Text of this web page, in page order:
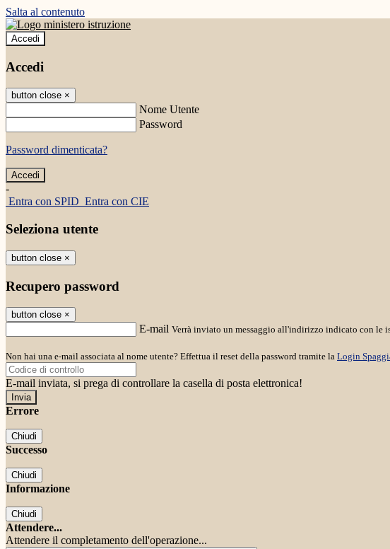
Salta al contenuto
Accedi
Accedi
button close ×
Nome Utente
Password
Password dimenticata?
-
Entra con SPID Entra con CIE
Seleziona utente
button close ×
Recupero password
button close ×
E-mail Verrà inviato un messaggio all'indirizzo indicato con le
Non hai una e-mail associata al nome utente? Effettua il reset della password tramite la Login
E-mail inviata, si prega di controllare la casella di posta elettronica!
Errore
Chiudi
Successo
Chiudi
Informazione
Chiudi
Attendere...
Attendere il completamento dell'operazione...